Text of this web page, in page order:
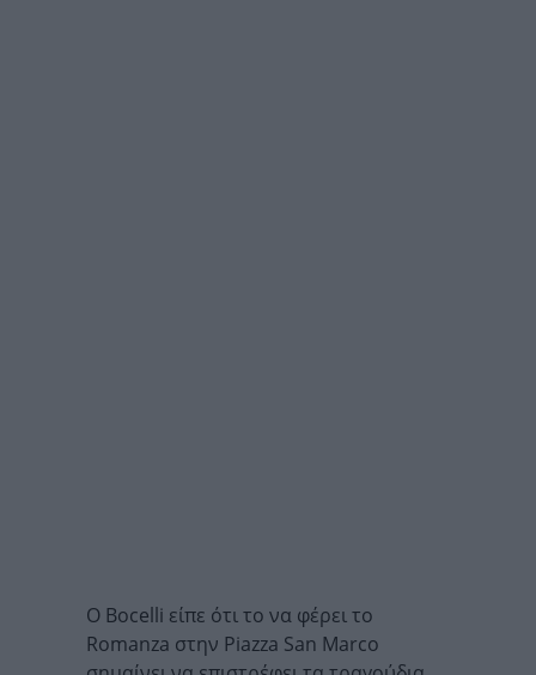
Ο Bocelli είπε ότι το να φέρει το
Romanza στην Piazza San Marco